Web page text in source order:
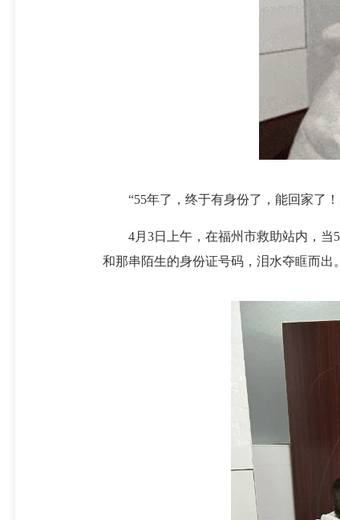
“55年了，终于有身份了，能回家了！
4月3日上午，在福州市救助站内，当
和那串陌生的身份证号码，泪水夺眶而出